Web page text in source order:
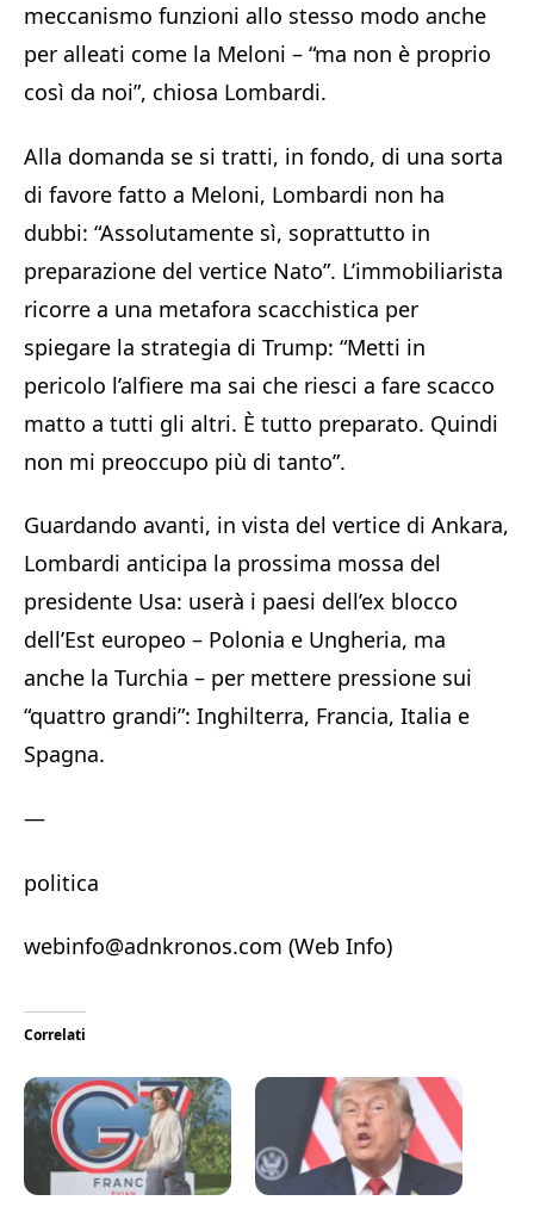
meccanismo funzioni allo stesso modo anche
per alleati come la Meloni – “ma non è proprio
così da noi”, chiosa Lombardi.
Alla domanda se si tratti, in fondo, di una sorta
di favore fatto a Meloni, Lombardi non ha
dubbi: “Assolutamente sì, soprattutto in
preparazione del vertice Nato”. L’immobiliarista
ricorre a una metafora scacchistica per
spiegare la strategia di Trump: “Metti in
pericolo l’alfiere ma sai che riesci a fare scacco
matto a tutti gli altri. È tutto preparato. Quindi
non mi preoccupo più di tanto”.
Guardando avanti, in vista del vertice di Ankara,
Lombardi anticipa la prossima mossa del
presidente Usa: userà i paesi dell’ex blocco
dell’Est europeo – Polonia e Ungheria, ma
anche la Turchia – per mettere pressione sui
“quattro grandi”: Inghilterra, Francia, Italia e
Spagna.
—
politica
webinfo@adnkronos.com (Web Info)
Correlati